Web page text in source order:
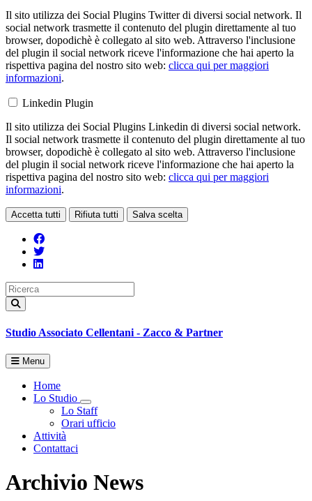
Il sito utilizza dei Social Plugins Twitter di diversi social network. Il
social network trasmette il contenuto del plugin direttamente al tuo
browser, dopodichè è collegato al sito web. Attraverso l'inclusione
del plugin il social network riceve l'informazione che hai aperto la
rispettiva pagina del nostro sito web: clicca qui per maggiori
informazioni.
Linkedin Plugin
Il sito utilizza dei Social Plugins Linkedin di diversi social network.
Il social network trasmette il contenuto del plugin direttamente al tuo
browser, dopodichè è collegato al sito web. Attraverso l'inclusione
del plugin il social network riceve l'informazione che hai aperto la
rispettiva pagina del nostro sito web: clicca qui per maggiori
informazioni.
Accetta tutti Rifiuta tutti Salva scelta
Studio Associato Cellentani - Zacco & Partner
Menu
Home
Lo Studio
Toggle Dropdown
Lo Staff
Orari ufficio
Attività
Contattaci
Archivio News